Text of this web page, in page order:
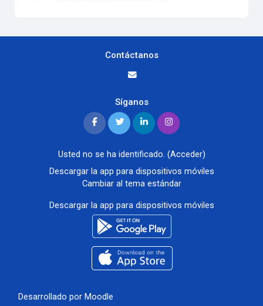
Contáctanos
Síganos
Usted no se ha identificado. (Acceder)
Descargar la app para dispositivos móviles
Cambiar al tema estándar
Descargar la app para dispositivos móviles
Desarrollado por Moodle